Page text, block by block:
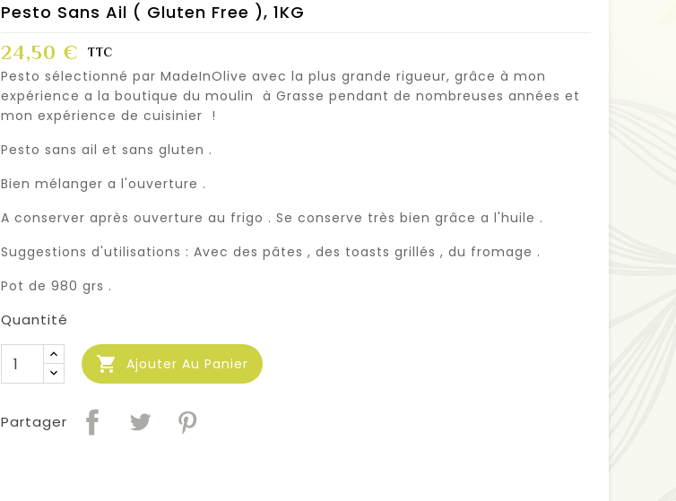
Pesto Sans Ail ( Gluten Free ), 1KG
24,50 € TTC
Pesto sélectionné par MadeInOlive avec la plus grande rigueur, grâce à mon
expérience a la boutique du moulin à Grasse pendant de nombreuses années et
mon expérience de cuisinier !
Pesto sans ail et sans gluten .
Bien mélanger a l'ouverture .
A conserver après ouverture au frigo . Se conserve très bien grâce a l'huile .
Suggestions d'utilisations : Avec des pâtes , des toasts grillés , du fromage .
Pot de 980 grs .
Quantité
 Ajouter Au Panier
Partager